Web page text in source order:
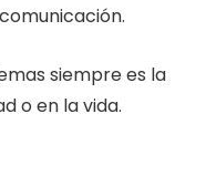
siempre es la
o en la vida.